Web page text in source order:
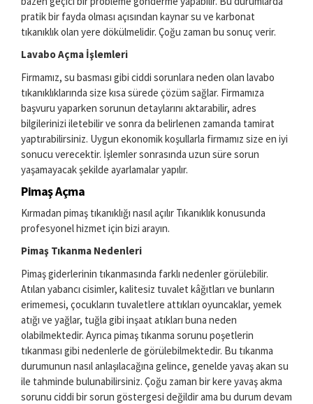
pratik bir fayda olması açısından kaynar su ve karbonat
tıkanıklık olan yere dökülmelidir. Çoğu zaman bu sonuç verir.
Lavabo Açma İşlemleri
Firmamız, su basması gibi ciddi sorunlara neden olan lavabo
tıkanıklıklarında size kısa sürede çözüm sağlar. Firmamıza
başvuru yaparken sorunun detaylarını aktarabilir, adres
bilgilerinizi iletebilir ve sonra da belirlenen zamanda tamirat
yaptırabilirsiniz. Uygun ekonomik koşullarla firmamız size en iyi
sonucu verecektir. İşlemler sonrasında uzun süre sorun
yaşamayacak şekilde ayarlamalar yapılır.
Pimaş Açma
Kırmadan pimaş tıkanıklığı nasıl açılır Tıkanıklık konusunda
profesyonel hizmet için bizi arayın.
Pimaş Tıkanma Nedenleri
Pimaş giderlerinin tıkanmasında farklı nedenler görülebilir.
Atılan yabancı cisimler, kalitesiz tuvalet kâğıtları ve bunların
erimemesi, çocukların tuvaletlere attıkları oyuncaklar, yemek
atığı ve yağlar, tuğla gibi inşaat atıkları buna neden
olabilmektedir. Ayrıca pimaş tıkanma sorunu poşetlerin
tıkanması gibi nedenlerle de görülebilmektedir. Bu tıkanma
durumunun nasıl anlaşılacağına gelince, genelde yavaş akan su
ile tahminde bulunabilirsiniz. Çoğu zaman bir kere yavaş akma
sorunu ciddi bir sorun göstergesi değildir ama bu durum devam